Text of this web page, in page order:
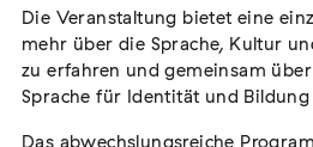
07. August 2026
Die Veranstaltung bietet eine
mehr über die Sprache, Kultur
zu erfahren und gemeinsam
Sprache für Identität und
Das abwechslungsreiche